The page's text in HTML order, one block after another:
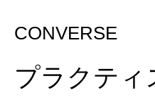
CONVERSE
プラクテ